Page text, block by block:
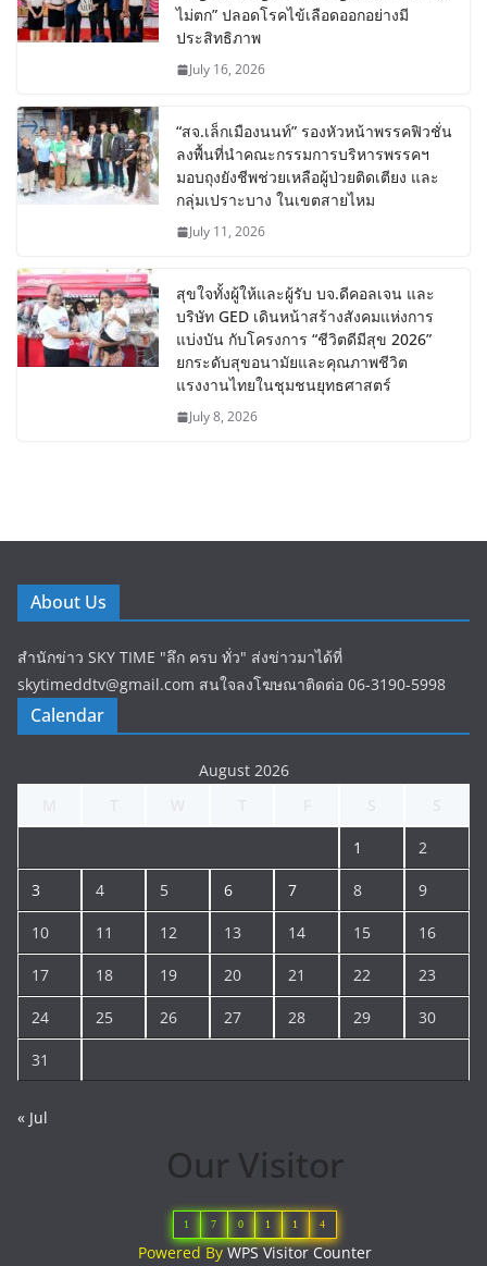
ไม่ตก” ปลอดโรคไข้เลือดออกอย่างมี
ประสิทธิภาพ
July 16, 2026
“สจ.เล็กเมืองนนท์” รองหัวหน้าพรรคฟิวชั่น
ลงพื้นที่นำคณะกรรมการบริหารพรรคฯ
มอบถุงยังชีพช่วยเหลือผู้ป่วยติดเตียง และ
กลุ่มเปราะบาง ในเขตสายไหม
July 11, 2026
สุขใจทั้งผู้ให้และผู้รับ บจ.ดีคอลเจน และ
บริษัท GED เดินหน้าสร้างสังคมแห่งการ
แบ่งบัน​ กับโครงการ “ชีวิตดีมีสุข 2026”
ยกระดับสุขอนามัยและคุณภาพชีวิต
แรงงานไทยในชุมชนยุทธศาสตร์
July 8, 2026
About Us
สำนักข่าว SKY TIME "ลึก ครบ ทั่ว" ส่งข่าวมาได้ที่
skytimeddtv@gmail.com สนใจลงโฆษณาติดต่อ 06-3190-5998
Calendar
August 2026
1 2
3 4 5 6 7 8 9
10 11 12 13 14 15 16
17 18 19 20 21 22 23
24 25 26 27 28 29 30
31
« Jul
Our Visitor
1 7 0 1 1 4
Powered ByWPS Visitor Counter